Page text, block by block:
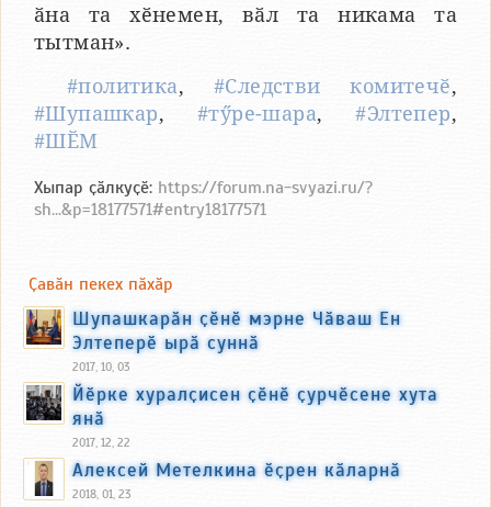
ӑна та хӗнемен, вӑл та никама та
тытман».
#политика, #Следстви комитечӗ,
#Шупашкар, #тӳре-шара,#Элтепер,
#ШӖМ
Хыпар ҫӑлкуҫӗ: https://forum.na-svyazi.ru/?
sh...&p=18177571#entry18177571
Ҫавӑн пекех пӑхӑр
Шупашкарӑн ҫӗнӗ мэрне Чӑваш Ен
Элтеперӗ ырӑ суннӑ
2017, 10, 03
Йӗрке хуралҫисен ҫӗнӗ ҫурчӗсене хута
янӑ
2017, 12, 22
Алексей Метелкина ӗҫрен кӑларнӑ
2018, 01, 23